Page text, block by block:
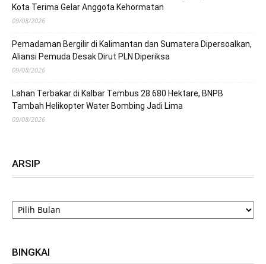
Kota Terima Gelar Anggota Kehormatan
09/08/2026
Pemadaman Bergilir di Kalimantan dan Sumatera Dipersoalkan,
Aliansi Pemuda Desak Dirut PLN Diperiksa
09/08/2026
Lahan Terbakar di Kalbar Tembus 28.680 Hektare, BNPB
Tambah Helikopter Water Bombing Jadi Lima
09/08/2026
ARSIP
ARSIP
BINGKAI